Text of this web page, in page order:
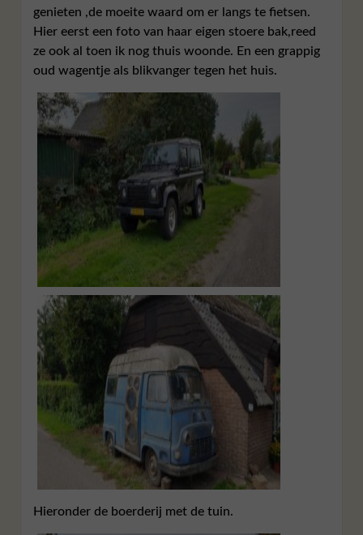
genieten ,de moeite waard om er langs te fietsen.
Hier eerst een foto van haar eigen stoere bak,reed
ze ook al toen ik nog thuis woonde. En een grappig
oud wagentje als blikvanger tegen het huis.
Hieronder de boerderij met de tuin.